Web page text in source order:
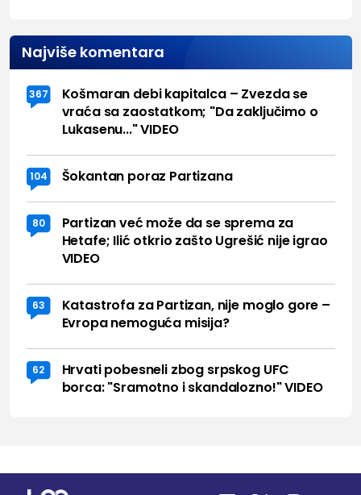
Najviše komentara
367
Košmaran debi kapitalca – Zvezda se
vraća sa zaostatkom; "Da zaključimo o
Lukasenu..." VIDEO
104 Šokantan poraz Partizana
80
Partizan već može da se sprema za
Hetafe; Ilić otkrio zašto Ugrešić nije igrao
VIDEO
63
Katastrofa za Partizan, nije moglo gore –
Evropa nemoguća misija?
62
Hrvati pobesneli zbog srpskog UFC
borca: "Sramotno i skandalozno!" VIDEO